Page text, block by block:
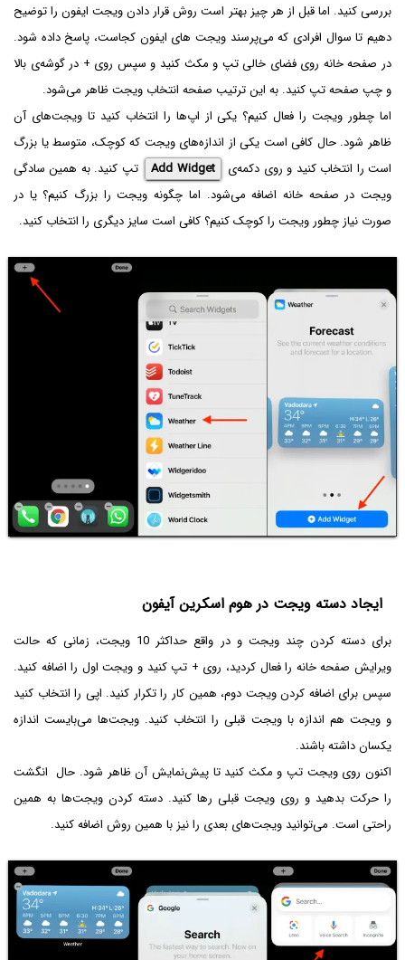
بررسی کنید. اما قبل از هر چیز بهتر است روش قرار دادن ویجت ایفون را توضیح
دهیم تا سوال افرادی که می‌پرسند ویجت های ایفون کجاست، پاسخ داده شود.
در صفحه خانه روی فضای خالی تپ و مکث کنید و سپس روی + در گوشه‌ی بالا
و چپ صفحه تپ کنید. به این ترتیب صفحه انتخاب ویجت ظاهر می‌شود.
اما چطور ویجت را فعال کنیم؟ یکی از اپ‌ها را انتخاب کنید تا ویجت‌های آن
ظاهر شود. حال کافی است یکی از اندازه‌های ویجت که کوچک، متوسط یا بزرگ
است را انتخاب کنید و روی دکمه‌ی
Add Widget
تپ کنید. به همین سادگی
ویجت در صفحه خانه اضافه می‌شود. اما چگونه ویجت را بزرگ کنیم؟ یا در
صورت نیاز چطور ویجت را کوچک کنیم؟ کافی است سایز دیگری را انتخاب کنید.
ایجاد دسته ویجت در هوم اسکرین آیفون
برای دسته کردن چند ویجت و در واقع حداکثر 10 ویجت، زمانی که حالت
ویرایش صفحه خانه را فعال کردید، روی + تپ کنید و ویجت اول را اضافه کنید.
سپس برای اضافه کردن ویجت دوم، همین کار را تکرار کنید. اپی را انتخاب کنید
و ویجت هم اندازه با ویجت قبلی را انتخاب کنید. ویجت‌ها می‌بایست اندازه
یکسان داشته باشند.
اکنون روی ویجت تپ و مکث کنید تا پیش‌نمایش آن ظاهر شود. حال انگشت
را حرکت بدهید و روی ویجت قبلی رها کنید. دسته کردن ویجت‌ها به همین
راحتی است. می‌توانید ویجت‌های بعدی را نیز با همین روش اضافه کنید.